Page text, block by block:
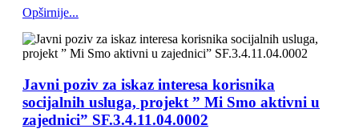
Opširnije...
Javni poziv za iskaz interesa korisnika
socijalnih usluga, projekt ” Mi Smo aktivni u
zajednici” SF.3.4.11.04.0002